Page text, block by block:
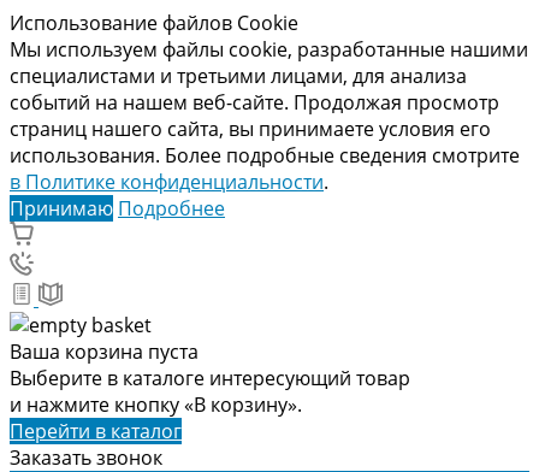
Использование файлов Cookie
Мы используем файлы cookie, разработанные нашими
специалистами и третьими лицами, для анализа
событий на нашем веб-сайте. Продолжая просмотр
страниц нашего сайта, вы принимаете условия его
использования. Более подробные сведения смотрите
в Политике конфиденциальности.
Принимаю Подробнее
Ваша корзина пуста
Выберите в каталоге интересующий товар
и нажмите кнопку «В корзину».
Перейти в каталог
Заказать звонок